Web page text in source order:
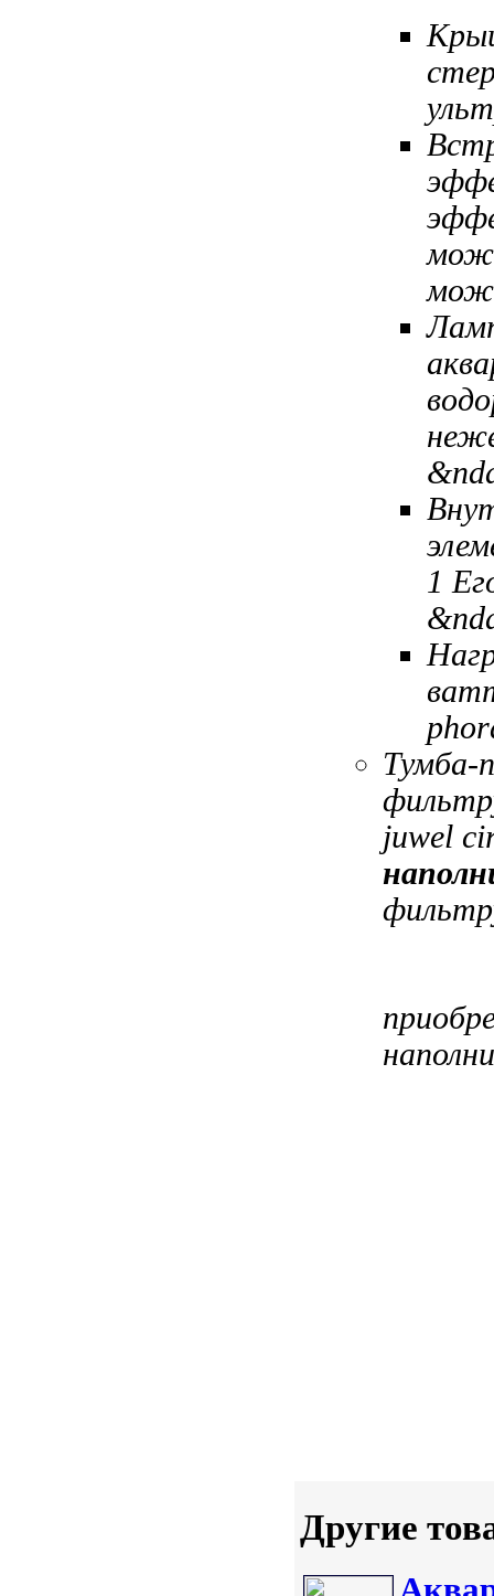
1
Тумба-
juwel
Другие